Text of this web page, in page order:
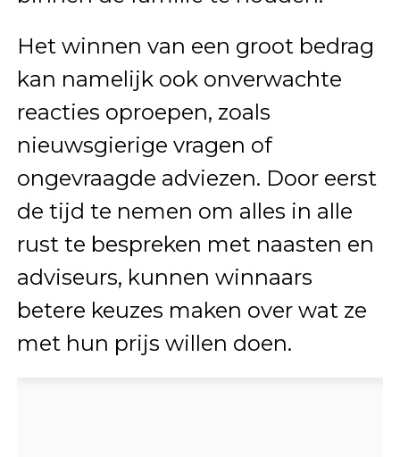
Het winnen van een groot bedrag
kan namelijk ook onverwachte
reacties oproepen, zoals
nieuwsgierige vragen of
ongevraagde adviezen. Door eerst
de tijd te nemen om alles in alle
rust te bespreken met naasten en
adviseurs, kunnen winnaars
betere keuzes maken over wat ze
met hun prijs willen doen.